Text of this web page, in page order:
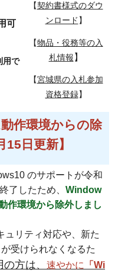
可
用で
【契約書様式のダウ
ンロード 】
【物品・役務等の入
札情報 】
【宮城県の入札参加
資格登録】
作環境からの除
日更新】
のサポートが令和
了したため、 Window
作環境から除外しまし
リティ対応や、新た
受けられなくなるた
方は、 速やかに
「Wi